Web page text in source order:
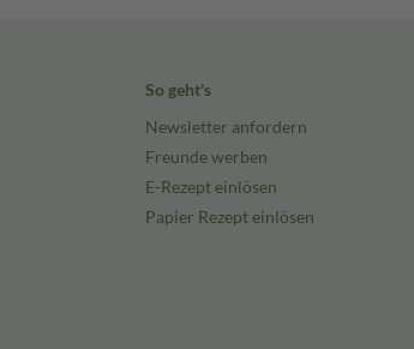
So geht's
Newsletter anfordern
Freunde werben
E-Rezept einlösen
Papier Rezept einlösen